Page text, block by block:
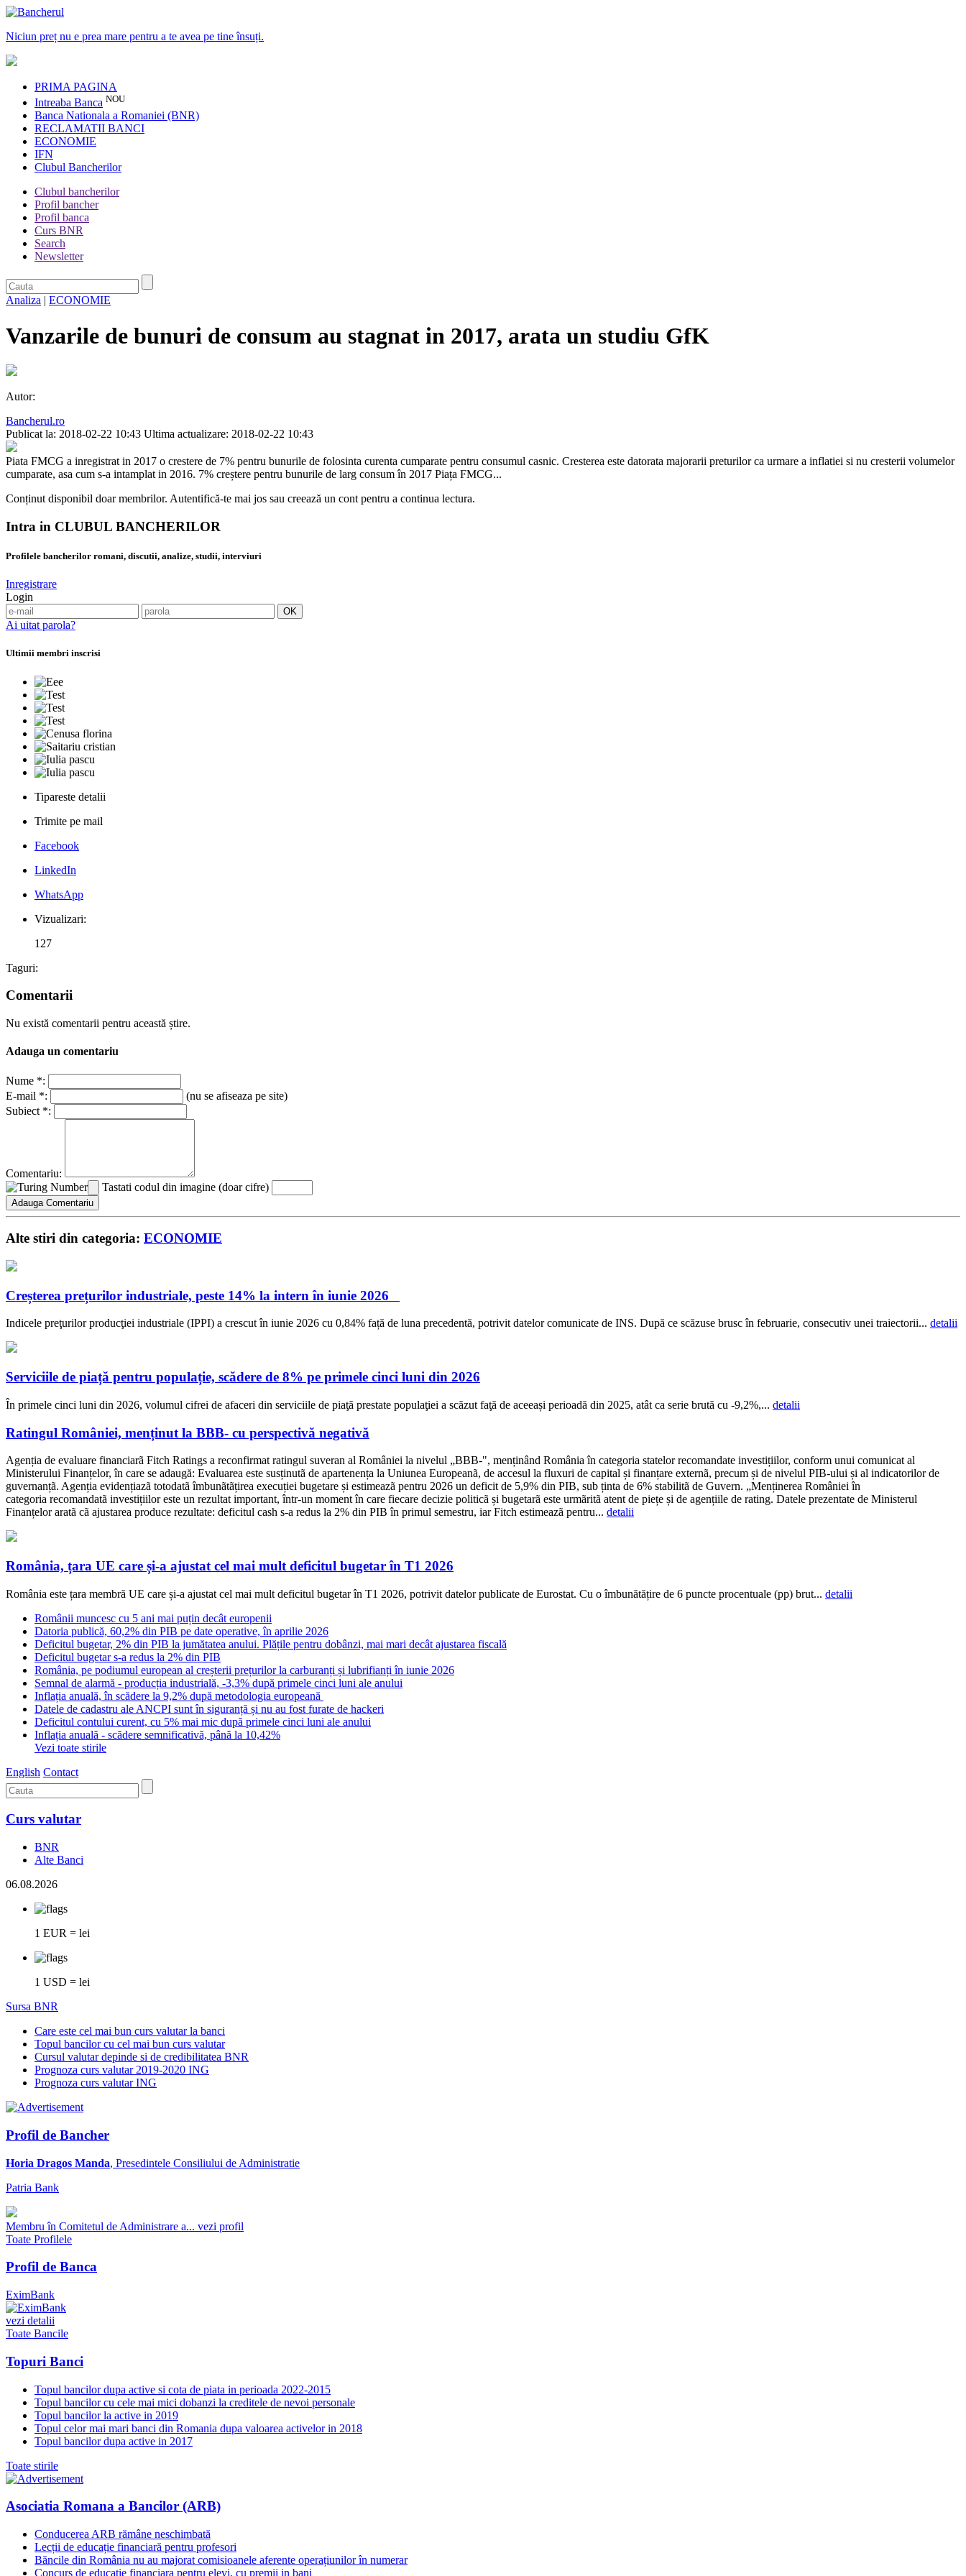
Niciun preț nu e prea mare pentru a te avea pe tine însuți.
PRIMA PAGINA
Intreaba Banca NOU
Banca Nationala a Romaniei (BNR)
RECLAMATII BANCI
ECONOMIE
IFN
Clubul Bancherilor
Clubul bancherilor
Profil bancher
Profil banca
Curs BNR
Search
Newsletter
Analiza | ECONOMIE
Vanzarile de bunuri de consum au stagnat in 2017, arata un studiu GfK
Autor:
Bancherul.ro
Publicat la: 2018-02-22 10:43 Ultima actualizare: 2018-02-22 10:43
Piata FMCG a inregistrat in 2017 o crestere de 7% pentru bunurile de folosinta curenta cumparate pentru consumul casnic. Cresterea este datorata majorarii preturilor ca urmare a inflatiei si nu cresterii volumelor
cumparate, asa cum s-a intamplat in 2016. 7% creștere pentru bunurile de larg consum în 2017 Piața FMCG...
Conținut disponibil doar membrilor. Autentifică-te mai jos sau creează un cont pentru a continua lectura.
Intra in CLUBUL BANCHERILOR
Profilele bancherilor romani, discutii, analize, studii, interviuri
Inregistrare
Login
Ai uitat parola?
Ultimii membri inscrisi
Tipareste detalii
Trimite pe mail
Facebook
LinkedIn
WhatsApp
Vizualizari:
127
Taguri:
Comentarii
Nu există comentarii pentru această știre.
Adauga un comentariu
Nume *:
E-mail *:
(nu se afiseaza pe site)
Subiect *:
Comentariu:
Tastati codul din imagine (doar cifre)
Alte stiri din categoria: ECONOMIE
Creșterea prețurilor industriale, peste 14% la intern în iunie 2026
Indicele preţurilor producţiei industriale (IPPI) a crescut în iunie 2026 cu 0,84% față de luna precedentă, potrivit datelor comunicate de INS. După ce scăzuse brusc în februarie, consecutiv unei traiectorii... detalii
Serviciile de piață pentru populație, scădere de 8% pe primele cinci luni din 2026
În primele cinci luni din 2026, volumul cifrei de afaceri din serviciile de piaţă prestate populaţiei a scăzut faţă de aceeași perioadă din 2025, atât ca serie brută cu -9,2%,... detalii
Ratingul României, menținut la BBB- cu perspectivă negativă
Agenția de evaluare financiarã Fitch Ratings a reconfirmat ratingul suveran al României la nivelul „BBB-", menținând România în categoria statelor recomandate investițiilor, conform unui comunicat al
Ministerului Finanțelor, în care se adaugă: Evaluarea este susținutã de apartenența la Uniunea Europeanã, de accesul la fluxuri de capital și finanțare externã, precum și de nivelul PIB-ului și al indicatorilor de
guvernanțã. Agenția evidențiazã totodatã îmbunãtãțirea execuției bugetare și estimeazã pentru 2026 un deficit de 5,9% din PIB, sub ținta de 6% stabilitã de Guvern. „Menținerea României în
categoria recomandatã investițiilor este un rezultat important, într-un moment în care fiecare decizie politicã și bugetarã este urmãritã atent de piețe și de agențiile de rating. Datele prezentate de Ministerul
Finanțelor aratã cã ajustarea produce rezultate: deficitul cash s-a redus la 2% din PIB în primul semestru, iar Fitch estimeazã pentru... detalii
România, țara UE care și-a ajustat cel mai mult deficitul bugetar în T1 2026
România este țara membră UE care și-a ajustat cel mai mult deficitul bugetar în T1 2026, potrivit datelor publicate de Eurostat. Cu o îmbunătățire de 6 puncte procentuale (pp) brut... detalii
Românii muncesc cu 5 ani mai puțin decât europenii
Datoria publică, 60,2% din PIB pe date operative, în aprilie 2026
Deficitul bugetar, 2% din PIB la jumătatea anului. Plățile pentru dobânzi, mai mari decât ajustarea fiscală
Deficitul bugetar s-a redus la 2% din PIB
România, pe podiumul european al creșterii prețurilor la carburanți și lubrifianți în iunie 2026
Semnal de alarmă - producția industrială, -3,3% după primele cinci luni ale anului
Inflația anuală, în scădere la 9,2% după metodologia europeană
Datele de cadastru ale ANCPI sunt în siguranță și nu au fost furate de hackeri
Deficitul contului curent, cu 5% mai mic după primele cinci luni ale anului
Inflația anuală - scădere semnificativă, până la 10,42%
Vezi toate stirile
English Contact
Curs valutar
BNR
Alte Banci
06.08.2026
1 EUR = lei
1 USD = lei
Sursa BNR
Care este cel mai bun curs valutar la banci
Topul bancilor cu cel mai bun curs valutar
Cursul valutar depinde si de credibilitatea BNR
Prognoza curs valutar 2019-2020 ING
Prognoza curs valutar ING
Profil de Bancher
Horia Dragos Manda, Presedintele Consiliului de Administratie
Patria Bank
Membru în Comitetul de Administrare a... vezi profil
Toate Profilele
Profil de Banca
EximBank
vezi detalii
Toate Bancile
Topuri Banci
Topul bancilor dupa active si cota de piata in perioada 2022-2015
Topul bancilor cu cele mai mici dobanzi la creditele de nevoi personale
Topul bancilor la active in 2019
Topul celor mai mari banci din Romania dupa valoarea activelor in 2018
Topul bancilor dupa active in 2017
Toate stirile
Asociatia Romana a Bancilor (ARB)
Conducerea ARB rămâne neschimbată
Lecții de educație financiară pentru profesori
Băncile din România nu au majorat comisioanele aferente operațiunilor în numerar
Concurs de educatie financiara pentru elevi, cu premii in bani